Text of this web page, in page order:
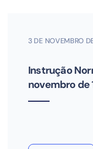
3 DE NOVEMBRO
Instrução
novembro de